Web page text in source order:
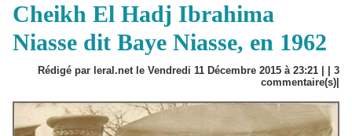
Cheikh El Hadj Ibrahima
Niasse dit Baye Niasse, en 1962
Rédigé par leral.net le Vendredi 11 Décembre 2015 à 23:21 | | 3
commentaire(s)|